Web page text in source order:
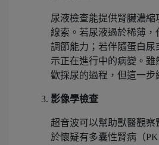
尿液檢查能提供腎臟濃縮
線索。若尿液過於稀薄，
調節能力；若伴隨蛋白尿
示正在進行中的病變。
歡採尿的過程，但這一步
影像學檢查
超音波可以幫助獸醫觀
於懷疑有多囊性腎病（